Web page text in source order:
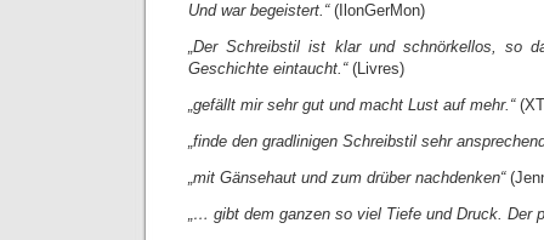
Und war begeistert.“(IlonGerMon)
„Der Schreibstil ist klar und schnörkellos, so
Geschichte eintaucht.“(Livres)
„gefällt mir sehr gut und macht Lust auf mehr.“
„finde den gradlinigen Schreibstil sehr
„mit Gänsehaut und zum drüber nachdenken“
„… gibt dem ganzen so viel Tiefe und Druck. Der